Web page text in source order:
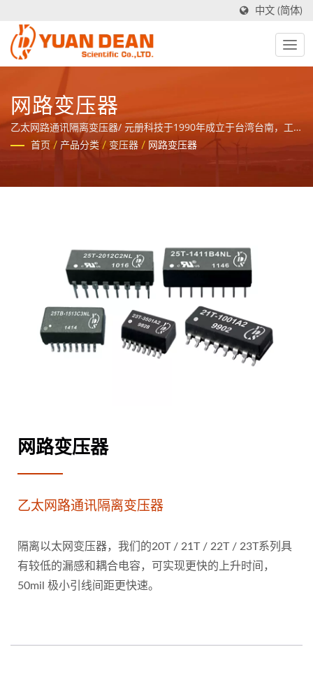
中文 (简体)
网路变压器
乙太网路通讯隔离变压器/ 元册科技于1990年成立于台湾台南，工
厂禾茂电子则在1995年成立于中国厦门，我们是业界领先的电源与
首页 / 产品分类 / 变压器 / 网路变压器
网路变压器
乙太网路通讯隔离变压器
隔离以太网变压器，我们的20T / 21T / 22T / 23T系列具
有较低的漏感和耦合电容，可实现更快的上升时间，
50mil 极小引线间距更快速。